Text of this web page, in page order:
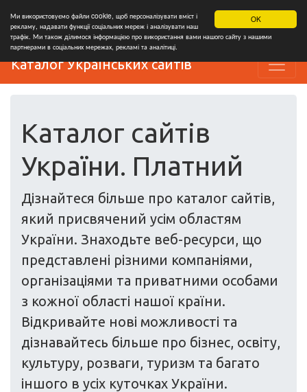
OK
Ми використовуємо файли cookie, щоб персоналізувати вміст і
рекламу, надавати функції соціальних мереж і аналізувати наш
трафік. Ми також ділимося інформацією про використання вами нашого сайту з нашими
партнерами в соціальних мережах, рекламі та аналітиці.
Каталог Українських сайтів
Каталог сайтів
України. Платний
Дізнайтеся більше про каталог сайтів,
який присвячений усім областям
України. Знаходьте веб-ресурси, що
представлені різними компаніями,
організаціями та приватними особами
з кожної області нашої країни.
Відкривайте нові можливості та
дізнавайтесь більше про бізнес, освіту,
культуру, розваги, туризм та багато
іншого в усіх куточках України.